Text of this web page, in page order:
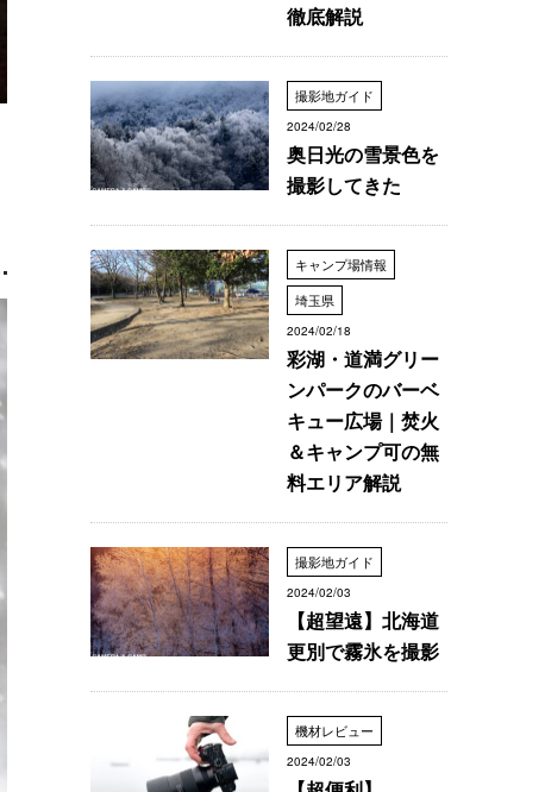
徹底解説
撮影地ガイド
2024/02/28
奥日光の雪景色を
撮影してきた
キャンプ場情報
埼玉県
2024/02/18
彩湖・道満グリー
ンパークのバーベ
キュー広場｜焚火
＆キャンプ可の無
料エリア解説
撮影地ガイド
2024/02/03
【超望遠】北海道
更別で霧氷を撮影
機材レビュー
2024/02/03